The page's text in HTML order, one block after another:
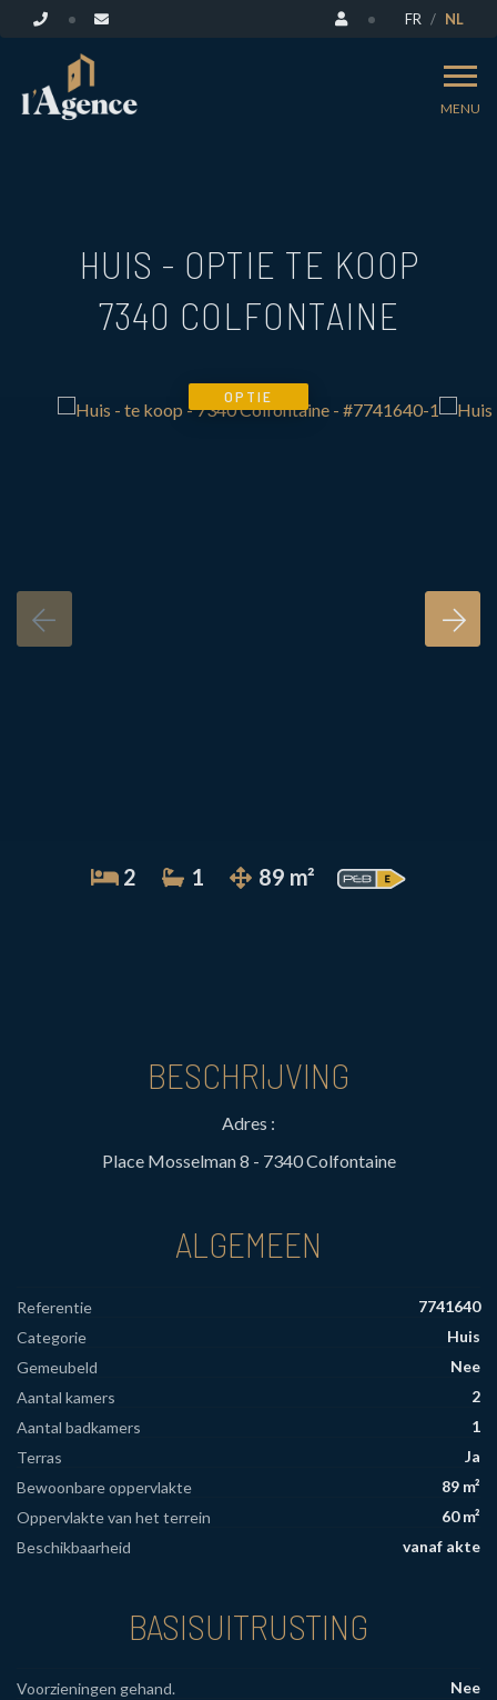
FR NL
MENU
HUIS - OPTIE TE KOOP
7340 COLFONTAINE
OPTIE
2 1 89 m²
BESCHRIJVING
Adres :
Place Mosselman 8 - 7340 Colfontaine
ALGEMEEN
Referentie
7741640
Categorie
Huis
Gemeubeld
Nee
Aantal kamers
2
Aantal badkamers
1
Terras
Ja
Bewoonbare oppervlakte
89 m²
Oppervlakte van het terrein
60 m²
Beschikbaarheid
vanaf akte
BASISUITRUSTING
Voorzieningen gehand.
Nee